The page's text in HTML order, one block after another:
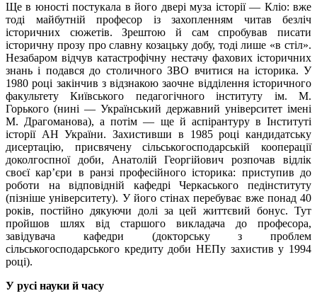
Ще в юності постукала в його двері муза історії — Кліо: вже
тоді майбутній професор із захопленням читав безліч
історичних сюжетів. Зрештою й сам спробував писати
історичну прозу про славну козацьку добу, тоді лише «в стіл».
Незабаром відчув катастрофічну нестачу фахових історичних
знань і подався до столичного ЗВО вчитися на історика. У
1980 році закінчив з відзнакою заочне відділення історичного
факультету Київського педагогічного інституту ім. М.
Горького (нині — Український державний університет імені
М. Драгоманова), а потім — ще й аспірантуру в Інституті
історії АН України. Захистивши в 1985 році кандидатську
дисертацію, присвячену сільськогосподарській кооперації
доколгоспної доби, Анатолій Георгійович розпочав відлік
своєї кар’єри в ранзі професійного історика: приступив до
роботи на відповідній кафедрі Черкаського педінституту
(пізніше університету). У його стінах перебуває вже понад 40
років, постійно дякуючи долі за цей життєвий бонус. Тут
пройшов шлях від старшого викладача до професора,
завідувача кафедри (докторську з проблем
сільськогосподарського кредиту доби НЕПу захистив у 1994
році).
У русі науки й часу